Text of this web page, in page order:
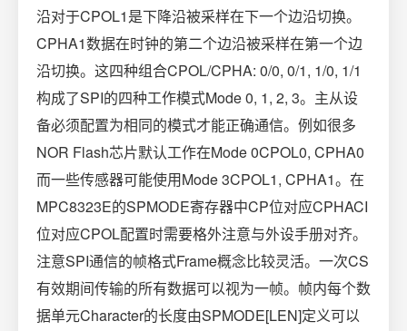
沿对于CPOL1是下降沿被采样在下一个边沿切换。
CPHA1数据在时钟的第二个边沿被采样在第一个边
沿切换。这四种组合CPOL/CPHA: 0/0, 0/1, 1/0, 1/1
构成了SPI的四种工作模式Mode 0, 1, 2, 3。主从设
备必须配置为相同的模式才能正确通信。例如很多
NOR Flash芯片默认工作在Mode 0CPOL0, CPHA0
而一些传感器可能使用Mode 3CPOL1, CPHA1。在
MPC8323E的SPMODE寄存器中CP位对应CPHACI
位对应CPOL配置时需要格外注意与外设手册对齐。
注意SPI通信的帧格式Frame概念比较灵活。一次CS
有效期间传输的所有数据可以视为一帧。帧内每个数
据单元Character的长度由SPMODE[LEN]定义可以